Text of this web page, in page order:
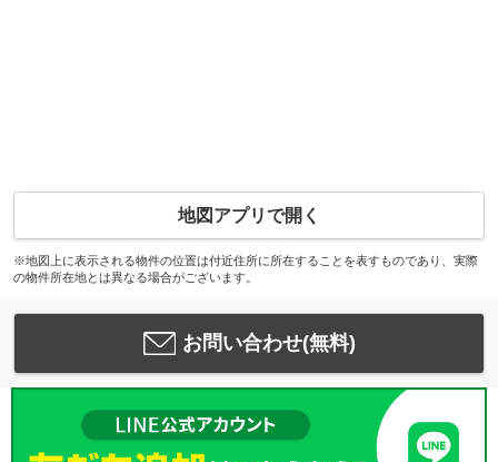
地図アプリで開く
※地図上に表示される物件の位置は付近住所に所在することを表すものであり、実際
の物件所在地とは異なる場合がございます。
お問い合わせ(無料)